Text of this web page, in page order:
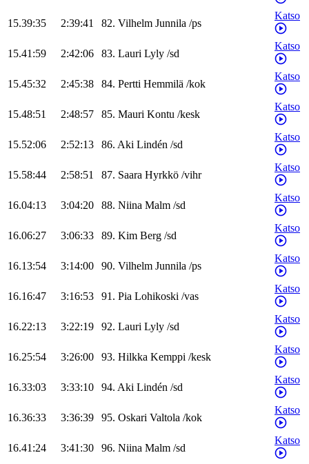
15.39:35 2:39:41 82. Vilhelm Junnila /ps
Katso
15.41:59 2:42:06 83. Lauri Lyly /sd
Katso
15.45:32 2:45:38 84. Pertti Hemmilä /kok
Katso
15.48:51 2:48:57 85. Mauri Kontu /kesk
Katso
15.52:06 2:52:13 86. Aki Lindén /sd
Katso
15.58:44 2:58:51 87. Saara Hyrkkö /vihr
Katso
16.04:13 3:04:20 88. Niina Malm /sd
Katso
16.06:27 3:06:33 89. Kim Berg /sd
Katso
16.13:54 3:14:00 90. Vilhelm Junnila /ps
Katso
16.16:47 3:16:53 91. Pia Lohikoski /vas
Katso
16.22:13 3:22:19 92. Lauri Lyly /sd
Katso
16.25:54 3:26:00 93. Hilkka Kemppi /kesk
Katso
16.33:03 3:33:10 94. Aki Lindén /sd
Katso
16.36:33 3:36:39 95. Oskari Valtola /kok
Katso
16.41:24 3:41:30 96. Niina Malm /sd
Katso